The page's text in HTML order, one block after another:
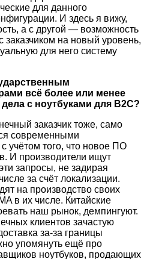
для данного
И здесь я вижу,
а с другой — возможность
на новый уровень,
для него систему
всё более или менее
с ноутбуками для B2C?
заказчик тоже, само
современными
учётом того, что новое ПО
И производители ищут
запросы, не задирая
за счёт локализации.
на производство своих
в их числе. Китайские
наш рынок, демпингуют.
клиентов зачастую
за-за границы
упомянуть ещё про
ноутбуков, продающих